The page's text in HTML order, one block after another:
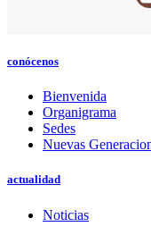
conócenos
Bienvenida
Organigrama
Sedes
Nuevas
actualidad
Noticias